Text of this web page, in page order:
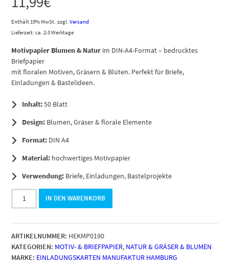
Enthält 19% MwSt. zzgl.Versand
Lieferzeit: ca. 2-3 Werktage
Motivpapier Blumen & Natur im DIN-A4-Format – bedrucktes
Briefpapier
mit floralen Motiven, Gräsern & Blüten. Perfekt für Briefe,
Einladungen & Bastelideen.
Inhalt:50 Blatt
Design: Blumen, Gräser & florale Elemente
Format: DIN A4
Material: hochwertiges Motivpapier
Verwendung: Briefe, Einladungen, Bastelprojekte
50
Blatt
DIN
A4,
Motiv
Vintage
IN DEN WARENKORB
ARTIKELNUMMER: HEKMP0190
KATEGORIEN: MOTIV- & BRIEFPAPIER, NATUR & GRÄSER & BLUMEN
MARKE: EINLADUNGSKARTEN MANUFAKTUR HAMBURG